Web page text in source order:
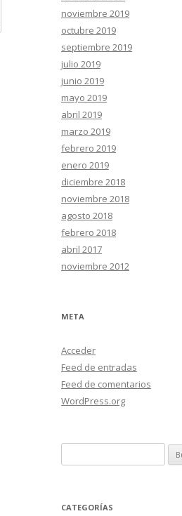
noviembre 2019
octubre 2019
septiembre 2019
julio 2019
junio 2019
mayo 2019
abril 2019
marzo 2019
febrero 2019
enero 2019
diciembre 2018
noviembre 2018
agosto 2018
febrero 2018
abril 2017
noviembre 2012
META
Acceder
Feed de entradas
Feed de comentarios
WordPress.org
CATEGORÍAS